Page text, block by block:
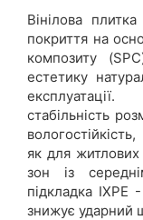
Вінілова
покриття на
композиту
естетику
стабільність
як для
зон із
підкладка IXPE
знижує ударний